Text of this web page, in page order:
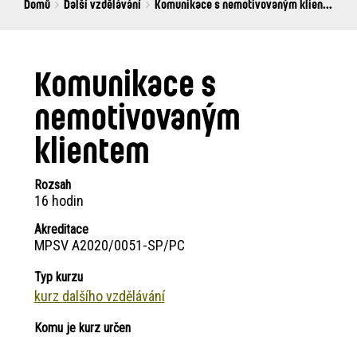
Breadcrumbs
You
Domů Další vzdělávání Komunikace s nemotivovaným klien...
Komunikace s
nemotivovaným
klientem
Rozsah
16 hodin
Akreditace
MPSV A2020/0051-SP/PC
Typ kurzu
kurz dalšího vzdělávání
Komu je kurz určen